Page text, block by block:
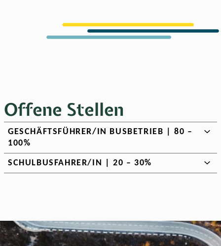
Offene Stellen
GESCHÄFTSFÜHRER/IN BUSBETRIEB | 80 –
100%
SCHULBUSFAHRER/IN | 20 – 30%